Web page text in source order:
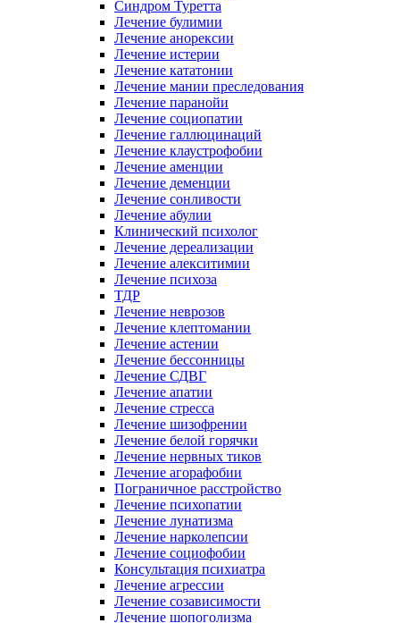
Синдром Туретта
Лечение булимии
Лечение анорексии
Лечение истерии
Лечение кататонии
Лечение мании преследования
Лечение паранойи
Лечение социопатии
Лечение галлюцинаций
Лечение клаустрофобии
Лечение аменции
Лечение деменции
Лечение сонливости
Лечение абулии
Клинический психолог
Лечение дереализации
Лечение алекситимии
Лечение психоза
ТДР
Лечение неврозов
Лечение клептомании
Лечение астении
Лечение бессонницы
Лечение СДВГ
Лечение апатии
Лечение стресса
Лечение шизофрении
Лечение белой горячки
Лечение нервных тиков
Лечение агорафобии
Пограничное расстройство
Лечение психопатии
Лечение лунатизма
Лечение нарколепсии
Лечение социофобии
Консультация психиатра
Лечение агрессии
Лечение созависимости
Лечение шопоголизма